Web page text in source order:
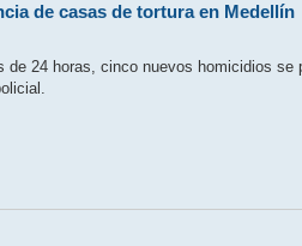
de casas de tortura en Medellín
24 horas, cinco nuevos homicidios